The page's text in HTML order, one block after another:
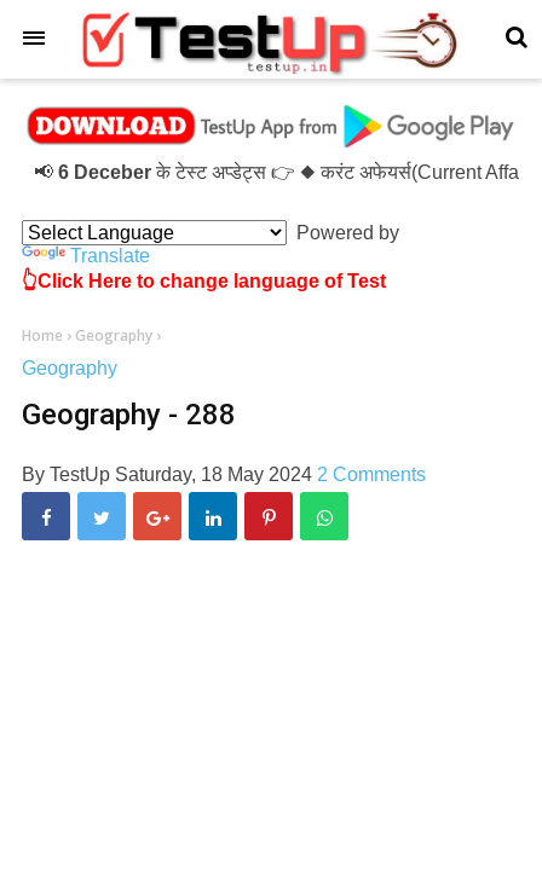
6 Deceberके टेस्ट अप्डेट्स 👉 ◆ करंट अफेयर्स(Current Affairs)-
Powered by
Translate
👆Click Here to change language of Test
Home › Geography ›
Geography
Geography - 288
By TestUp Saturday, 18 May 2024 2 Comments